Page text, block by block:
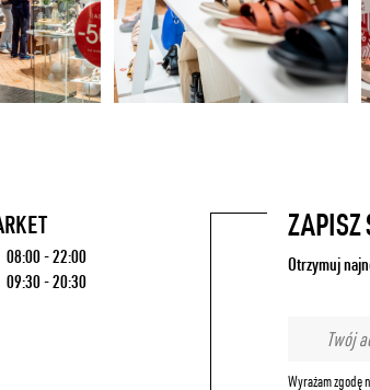
ZAPISZ
Otrzymuj
Wyrażam zgodę
08:00 - 22:00
09:30 - 20:30